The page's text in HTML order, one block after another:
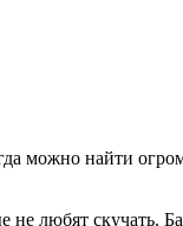
можно найти
не любят